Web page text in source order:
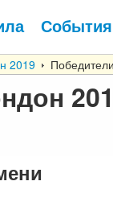
События
2019